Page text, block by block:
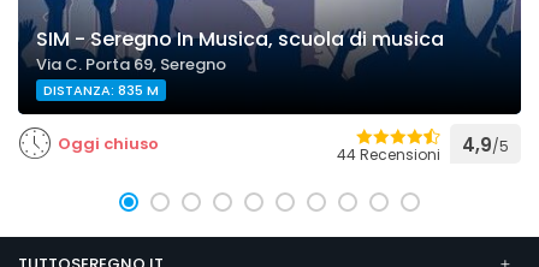
SIM - Seregno In Musica, scuola di musica
Via C. Porta 69, Seregno
DISTANZA: 835 M
Oggi chiuso 44 Recensioni 4,9/5